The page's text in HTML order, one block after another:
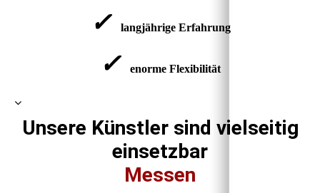
✓ langjährige Erfahrung
✓ enorme Flexibilität
Unsere Künstler sind vielseitig
einsetzbar
Messen